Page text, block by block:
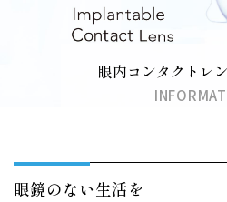
眼内コンタクトレ
眼鏡のない生活を